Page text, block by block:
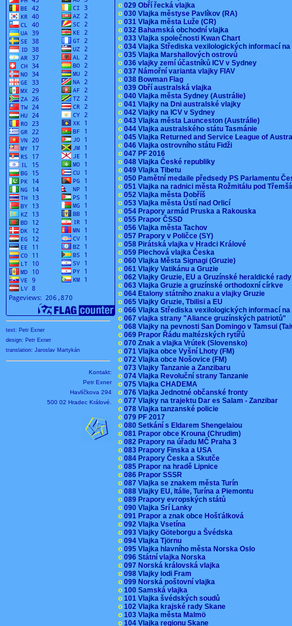
text: Petr Exner
design: Petr Exner
translation: Jaroslav Martykán
Kontakt:
Petr Exner
Havlíčkova 294
500 02 Hradec Králové.
o 029 Obří řecká vlajka
o 030 Vlajka městyse Pavlíkov (RA)
o 031 Vlajka města Luže (CR)
o 032 Bahamská obchodní vlajka
o 033 Vlajka společnosti Kwan Chart
o 034 Vlajka Střediska vexilologických informací na
o 035 Vlajka Marshallových ostrovů
o 036 vlajky zemí účastníků ICV v Sydney
o 037 Námořní varianta vlajky FIAV
o 038 Bowman Flag
o 039 Obří australská vlajka
o 040 Vlajka města Sydney (Austrálie)
o 041 Vlajky na Dni australské vlajky
o 042 Vlajky na ICV v Sydney
o 043 Vlajka města Launceston (Austrálie)
o 044 Vlajka australského státu Tasmánie
o 045 Vlajka Returned and Service League of
o 046 Vlajka ostrovního státu Fidži
o 047 PF 2016
o 048 Vlajka České republiky
o 049 Vlajka Tibetu
o 050 Pamětní medaile předsedy PS Parlamentu
o 051 Vlajka na radnici města Rožmitálu pod
o 052 Vlajka města Dobříš
o 053 Vlajka města Ústí nad Orlicí
o 054 Prapory armád Pruska a Rakouska
o 055 Prapor ČSSD
o 056 Vlajka města Tachov
o 057 Prapory v Poličce (SY)
o 058 Pirátská vlajka v Hradci Králové
o 059 Plechová vlajka Česka
o 060 Vlajka Města Signagi (Gruzie)
o 061 Vlajky Vatikánu a Gruzie
o 062 Vlajky Gruzie, EU a Gruzínské heraldické rady
o 063 Vlajka Gruzie a gruzínské orthodoxní církve
o 064 Etalony státního znaku a vlajky Gruzie
o 065 Vlajky Gruzie, Tbilisi a EU
o 066 Vlajka Střediska vexilologických informací na
o 067 vlajka strany "Aliance gruzínských patriotů"
o 068 Vlajky na pevnosti San Domingo v Tamsui
o 069 Prapor Řádu maltézských rytířů
o 070 Znak a vlajka Vrútek (Slovensko)
o 071 Vlajka obce Vyšní Lhoty (FM)
o 072 Vlajka obce Nošovice (FM)
o 073 Vlajky Tanzanie a Zanzibaru
o 074 Vlajka Revoluční strany Tanzanie
o 075 Vlajka CHADEMA
o 076 Vlajka Jednotné občanské fronty
o 077 Vlajky na trajektu Dar es Salam - Zanzibar
o 078 Vlajka tanzanské policie
o 079 PF 2017
o 080 Setkání s Eldarem Shengelaiou
o 081 Prapor obce Krouna (Chrudim)
o 082 Prapory na úřadu MČ Praha 3
o 083 Prapory Finska a USA
o 084 Prapory Česka a Skutče
o 085 Prapor na hradě Lipnice
o 086 Prapor SSSR
o 087 Vlajka se znakem města Turín
o 088 Vlajky EU, Itálie, Turína a Piemontu
o 089 Prapory evropských států
o 090 Vlajka Srí Lanky
o 091 Prapor a znak obce Hošťálková
o 092 Vlajka Vsetína
o 093 Vlajky Göteborgu a Švédska
o 094 Vlajka Tjörnu
o 095 Vlajka hlavního města Norska Oslo
o 096 Státní vlajka Norska
o 097 Norská královská vlajka
o 098 Vlajky lodi Fram
o 099 Norská poštovní vlajka
o 100 Samská vlajka
o 101 Vlajka švédských soudů
o 102 Vlajka krajské rady Skane
o 103 Vlajka města Malmö
o 104 Vlajka regionu Skane